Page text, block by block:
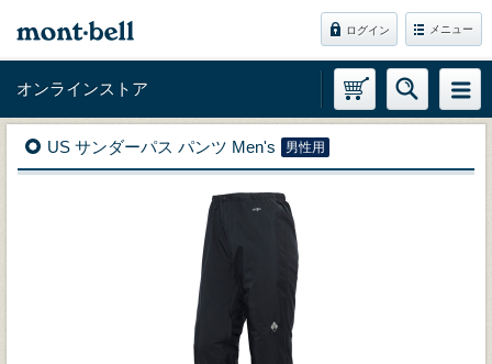
ログイン メニュー
オンラインストア
US サンダーパス パンツ Men's 男性用